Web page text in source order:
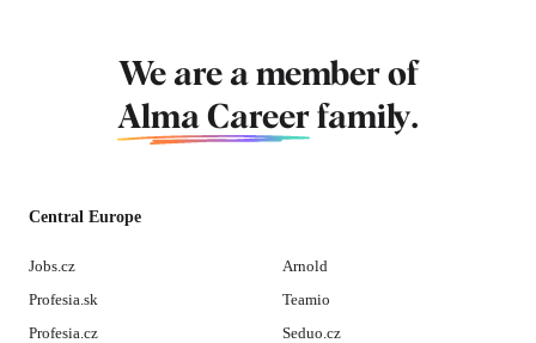
We are a member of
Alma Career family.
Central Europe
Jobs.cz
Profesia.sk
Profesia.cz
Arnold
Teamio
Seduo.cz